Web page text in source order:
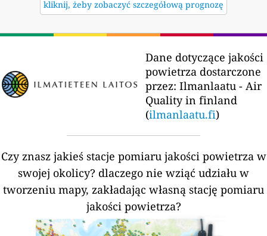
kliknij, żeby zobaczyć szczegółową prognozę
Dane dotyczące jakości
powietrza dostarczone
przez: Ilmanlaatu - Air
Quality in finland
(ilmanlaatu.fi)
Czy znasz jakieś stacje pomiaru jakości powietrza w
swojej okolicy? dlaczego nie wziąć udziału w
tworzeniu mapy, zakładając własną stację pomiaru
jakości powietrza?